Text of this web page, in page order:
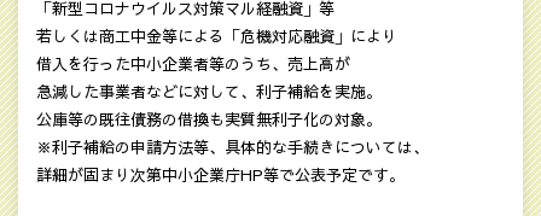
「新型コロナウイルス対策マル経融資」等
若しくは商工中金等による「危機対応融資」により
借入を行った中小企業者等のうち、売上高が
急減した事業者などに対して、利子補給を実施。
公庫等の既往債務の借換も実質無利子化の対象。
※利子補給の申請方法等、具体的な手続きについては、
詳細が固まり次第中小企業庁HP等で公表予定です。